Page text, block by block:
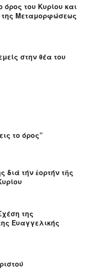
όρος του Κυρίου και
Μεταμορφώσεως
στην θέα του
το όρος”
τήν ἑορτήν τῆς
της
Ευαγγελικής